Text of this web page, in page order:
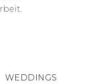
WEDDINGS